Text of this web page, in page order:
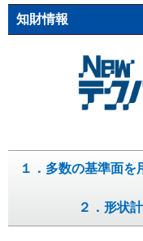
医療・ヘルスケア
トップメッセージ
サステナビリティ
医療・ヘルスケア
トップメッセージ
サステナビリティ
知財情報
１．多数の基準面を
２．形状